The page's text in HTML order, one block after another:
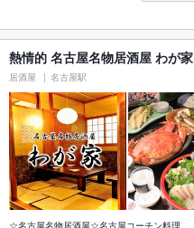
熱情的 名古屋名物居酒屋 わが家
居酒屋 名古屋駅
☆名古屋名物居酒屋☆名古屋コーチン料理